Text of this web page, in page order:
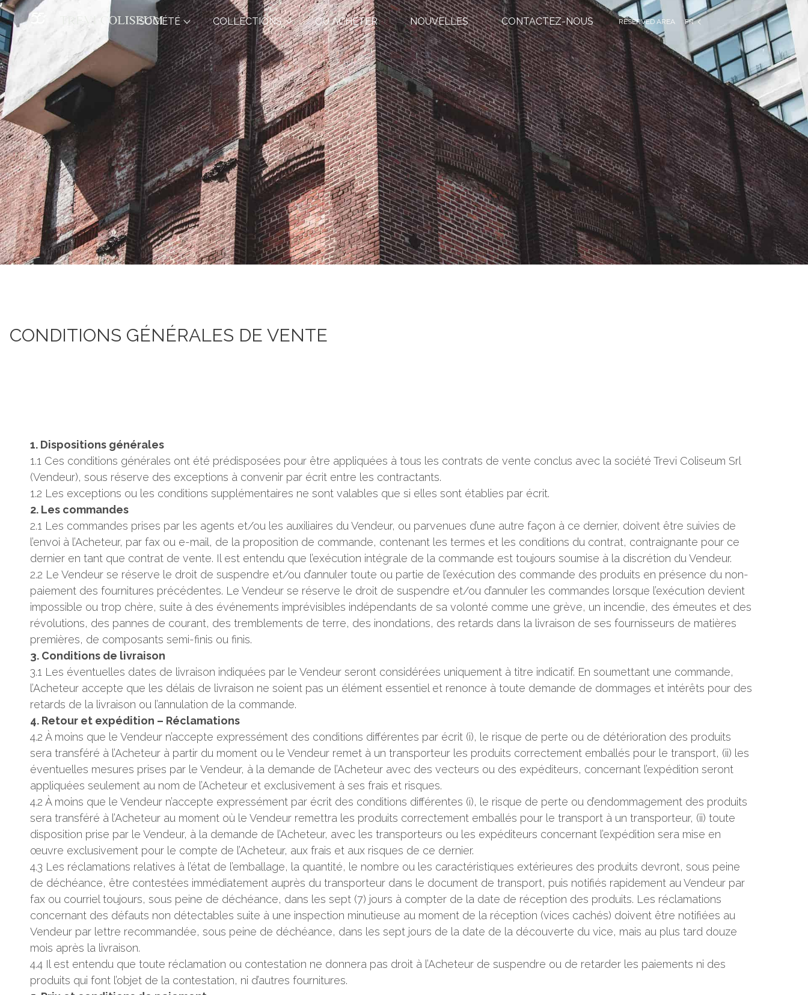
SOCIÉTÉ COLLECTIONS OÙ ACHETER NOUVELLES CONTACTEZ-NOUS RESERVED AREA FR ES
CONDITIONS GÉNÉRALES DE VENTE
1. Dispositions générales
1.1 Ces conditions générales ont été prédisposées pour être appliquées à tous les contrats de vente conclus avec la société Trevi Coliseum Srl
(Vendeur), sous réserve des exceptions à convenir par écrit entre les contractants.
1.2 Les exceptions ou les conditions supplémentaires ne sont valables que si elles sont établies par écrit.
2. Les commandes
2.1 Les commandes prises par les agents et/ou les auxiliaires du Vendeur, ou parvenues d’une autre façon à ce dernier, doivent être suivies de
l’envoi à l’Acheteur, par fax ou e-mail, de la proposition de commande, contenant les termes et les conditions du contrat, contraignante pour ce
dernier en tant que contrat de vente. Il est entendu que l’exécution intégrale de la commande est toujours soumise à la discrétion du Vendeur.
2.2 Le Vendeur se réserve le droit de suspendre et/ou d’annuler toute ou partie de l’exécution des commande des produits en présence du non-
paiement des fournitures précédentes. Le Vendeur se réserve le droit de suspendre et/ou d’annuler les commandes lorsque l’exécution devient
impossible ou trop chère, suite à des événements imprévisibles indépendants de sa volonté comme une grève, un incendie, des émeutes et des
révolutions, des pannes de courant, des tremblements de terre, des inondations, des retards dans la livraison de ses fournisseurs de matières
premières, de composants semi-finis ou finis.
3. Conditions de livraison
3.1 Les éventuelles dates de livraison indiquées par le Vendeur seront considérées uniquement à titre indicatif. En soumettant une commande,
l’Acheteur accepte que les délais de livraison ne soient pas un élément essentiel et renonce à toute demande de dommages et intérêts pour des
retards de la livraison ou l’annulation de la commande.
4. Retour et expédition – Réclamations
4.2 À moins que le Vendeur n’accepte expressément des conditions différentes par écrit (i), le risque de perte ou de détérioration des produits
sera transféré à l’Acheteur à partir du moment ou le Vendeur remet à un transporteur les produits correctement emballés pour le transport, (ii) les
éventuelles mesures prises par le Vendeur, à la demande de l’Acheteur avec des vecteurs ou des expéditeurs, concernant l’expédition seront
appliquées seulement au nom de l’Acheteur et exclusivement à ses frais et risques.
4.2 À moins que le Vendeur n’accepte expressément par écrit des conditions différentes (i), le risque de perte ou d’endommagement des produits
sera transféré à l’Acheteur au moment où le Vendeur remettra les produits correctement emballés pour le transport à un transporteur, (ii) toute
disposition prise par le Vendeur, à la demande de l’Acheteur, avec les transporteurs ou les expéditeurs concernant l’expédition sera mise en
œuvre exclusivement pour le compte de l’Acheteur, aux frais et aux risques de ce dernier.
4.3 Les réclamations relatives à l’état de l’emballage, la quantité, le nombre ou les caractéristiques extérieures des produits devront, sous peine
de déchéance, être contestées immédiatement auprès du transporteur dans le document de transport, puis notifiés rapidement au Vendeur par
fax ou courriel toujours, sous peine de déchéance, dans les sept (7) jours à compter de la date de réception des produits. Les réclamations
concernant des défauts non détectables suite à une inspection minutieuse au moment de la réception (vices cachés) doivent être notifiées au
Vendeur par lettre recommandée, sous peine de déchéance, dans les sept jours de la date de la découverte du vice, mais au plus tard douze
mois après la livraison.
4.4 Il est entendu que toute réclamation ou contestation ne donnera pas droit à l’Acheteur de suspendre ou de retarder les paiements ni des
produits qui font l’objet de la contestation, ni d’autres fournitures.